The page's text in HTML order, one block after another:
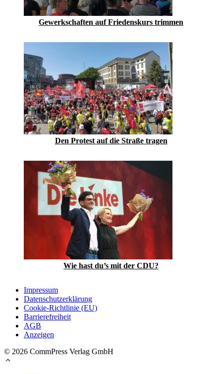
Gewerkschaften auf Friedenskurs trimmen
Den Protest auf die Straße tragen
Wie hast du’s mit der CDU?
Impressum
Datenschutzerklärung
Cookie-Richtlinie (EU)
Barrierefreiheit
AGB
Anzeigen
© 2026 CommPress Verlag GmbH